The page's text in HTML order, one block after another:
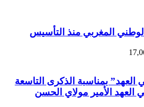
المغربي منذ التأسيس
بمناسبة الذكرى التاسعة
العهد الأمير مولاي الحسن